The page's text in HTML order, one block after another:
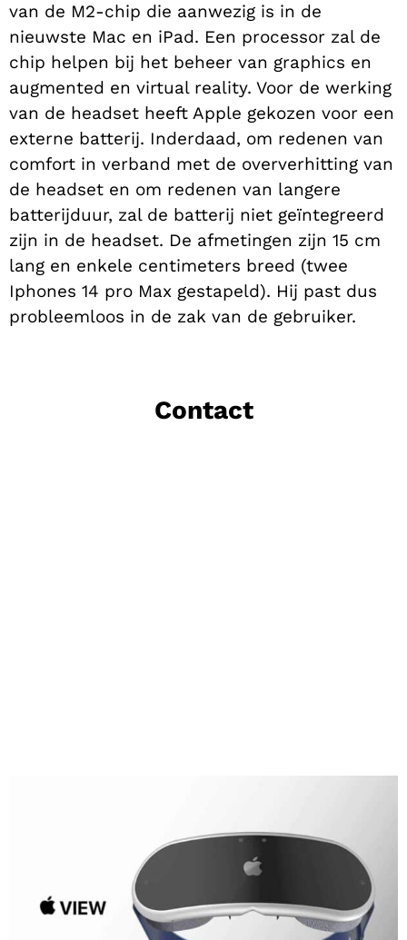
van de M2-chip die aanwezig is in de
nieuwste Mac en iPad. Een processor zal de
chip helpen bij het beheer van graphics en
augmented en virtual reality. Voor de werking
van de headset heeft Apple gekozen voor een
externe batterij. Inderdaad, om redenen van
comfort in verband met de oververhitting van
de headset en om redenen van langere
batterijduur, zal de batterij niet geïntegreerd
zijn in de headset. De afmetingen zijn 15 cm
lang en enkele centimeters breed (twee
Iphones 14 pro Max gestapeld). Hij past dus
probleemloos in de zak van de gebruiker.
Contact